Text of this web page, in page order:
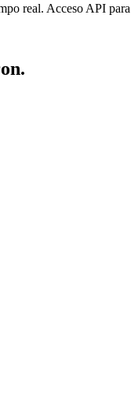
real. Acceso API